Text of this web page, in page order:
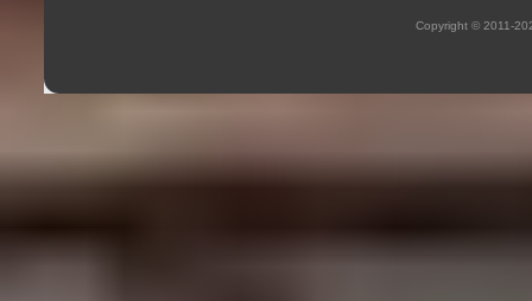
Copyright © 2011-